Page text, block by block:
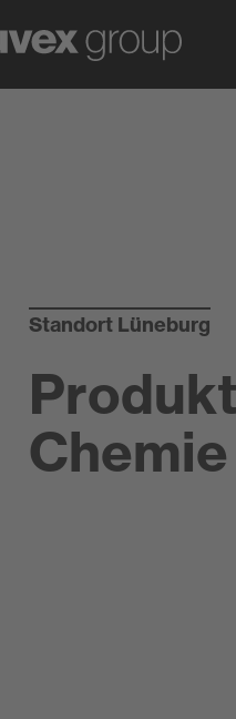
Standort Lüneburg